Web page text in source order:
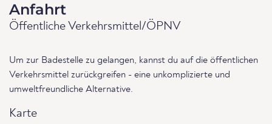
Anfahrt
Öffentliche Verkehrsmittel/ÖPNV
Um zur Badestelle zu gelangen, kannst du auf die öffentlichen
Verkehrsmittel zurückgreifen - eine unkomplizierte und
umweltfreundliche Alternative.
Karte